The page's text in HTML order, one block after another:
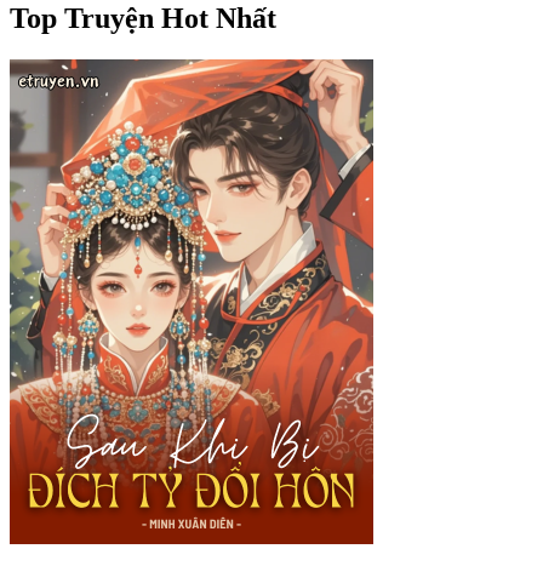
Top Truyện Hot Nhất